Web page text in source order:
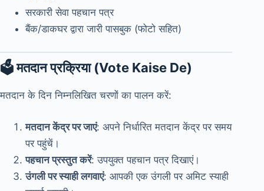
सरकारी सेवा पहचान पत्र
बैंक/डाकघर द्वारा जारी पासबुक (फोटो सहित)
🗳️ मतदान प्रक्रिया (Vote Kaise De)
मतदान के दिन निम्नलिखित चरणों का पालन करें:
मतदान केंद्र पर जाएं: अपने निर्धारित मतदान केंद्र पर समय
पर पहुंचें।
पहचान प्रस्तुत करें: उपयुक्त पहचान पत्र दिखाएं।
उंगली पर स्याही लगवाएं: आपकी एक उंगली पर अमिट स्याही